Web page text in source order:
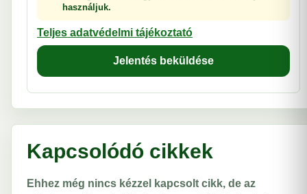
használjuk.
Teljes adatvédelmi tájékoztató
Jelentés beküldése
Kapcsolódó cikkek
Ehhez még nincs kézzel kapcsolt cikk, de az